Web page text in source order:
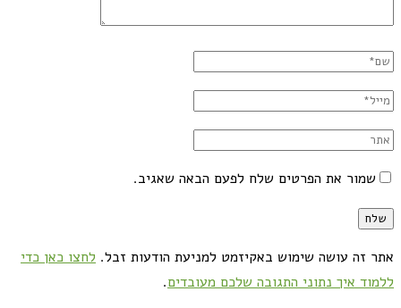
שמור את הפרטים שלח לפעם הבאה שאגיב.
אתר זה עושה שימוש באקיזמט למניעת הודעות זבל. לחצו כאן כדי
ללמוד איך נתוני התגובה שלכם מעובדים.